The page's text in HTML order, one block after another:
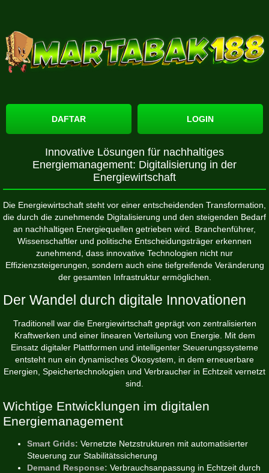
DAFTAR LOGIN
Innovative Lösungen für nachhaltiges
Energiemanagement: Digitalisierung in der
Energiewirtschaft
Die Energiewirtschaft steht vor einer entscheidenden Transformation,
die durch die zunehmende Digitalisierung und den steigenden Bedarf
an nachhaltigen Energiequellen getrieben wird. Branchenführer,
Wissenschaftler und politische Entscheidungsträger erkennen
zunehmend, dass innovative Technologien nicht nur
Effizienzsteigerungen, sondern auch eine tiefgreifende Veränderung
der gesamten Infrastruktur ermöglichen.
Der Wandel durch digitale Innovationen
Traditionell war die Energiewirtschaft geprägt von zentralisierten
Kraftwerken und einer linearen Verteilung von Energie. Mit dem
Einsatz digitaler Plattformen und intelligenter Steuerungssysteme
entsteht nun ein dynamisches Ökosystem, in dem erneuerbare
Energien, Speichertechnologien und Verbraucher in Echtzeit vernetzt
sind.
Wichtige Entwicklungen im digitalen
Energiemanagement
Smart Grids: Vernetzte Netzstrukturen mit automatisierter
Steuerung zur Stabilitätssicherung
Demand Response: Verbrauchsanpassung in Echtzeit durch